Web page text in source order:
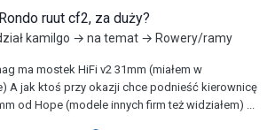
ruut cf2, za duży?
kamilgo → na temat → Rowery/ramy
ma mostek HiFi v2 31mm (miałem w
A jak ktoś przy okazji chce podnieść kierownicę
od Hope (modele innych firm też widziałem) ...